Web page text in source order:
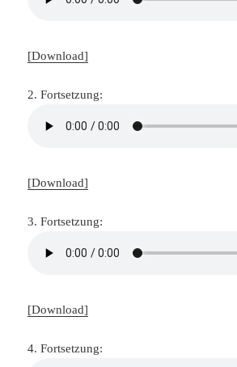
[Download]
2. Fortsetzung:
[Download]
3. Fortsetzung:
[Download]
4. Fortsetzung: